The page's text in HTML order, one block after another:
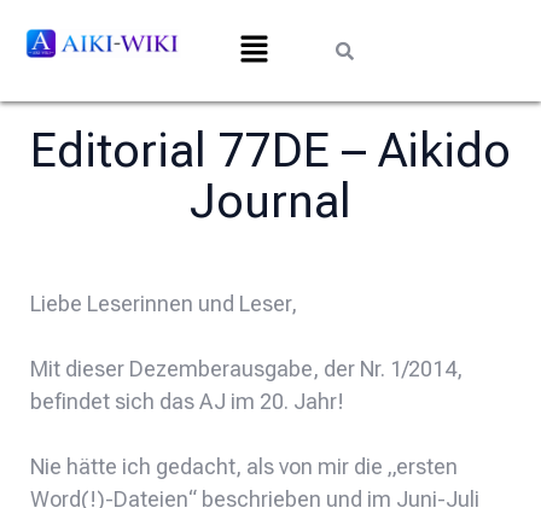
Editorial 77DE – Aikido
Journal
Liebe Leserinnen und Leser,
Mit dieser Dezemberausgabe, der Nr. 1/2014,
befindet sich das AJ im 20. Jahr!
Nie hätte ich gedacht, als von mir die „ersten
Word(!)-Dateien“ beschrieben und im Juni-Juli